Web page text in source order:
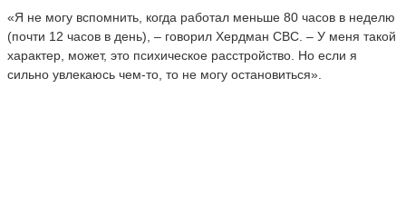
«Я не могу вспомнить, когда работал меньше 80 часов в неделю
(почти 12 часов в день), – говорил Хердман CBC. – У меня такой
характер, может, это психическое расстройство. Но если я
сильно увлекаюсь чем-то, то не могу остановиться».